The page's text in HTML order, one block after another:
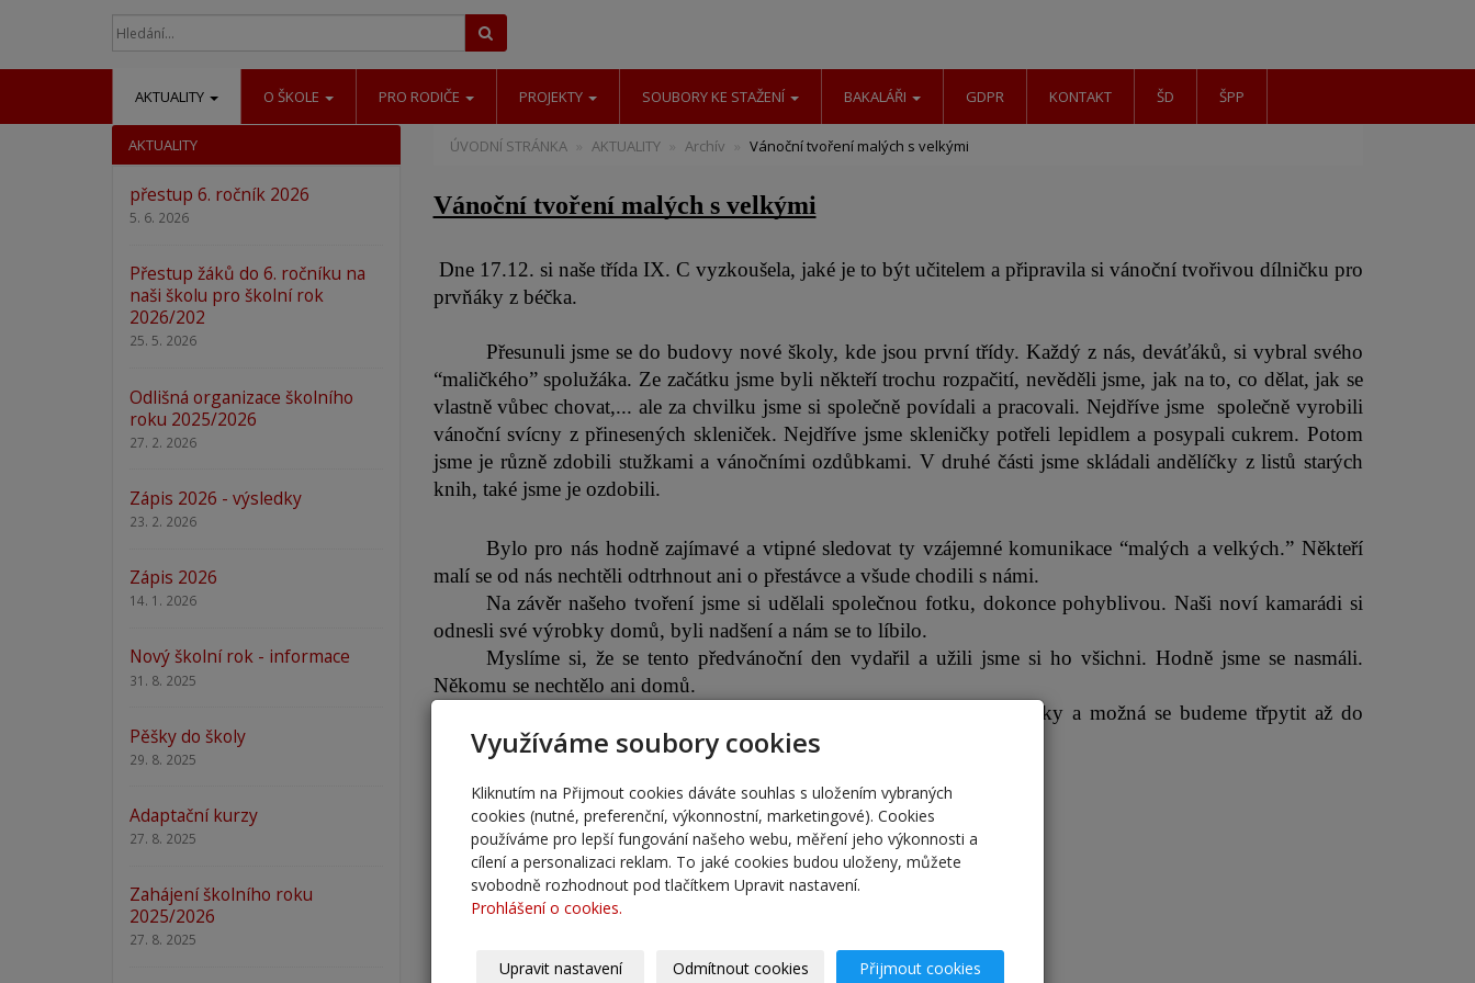
AKTUALITY O ŠKOLE PRO RODIČE PROJEKTY SOUBORY KE STAŽENÍ BAKALÁŘI GDPR KONTAKT ŠD ŠPP
ÚVODNÍ STRÁNKA AKTUALITY Archív Vánoční tvoření malých s velkými
Vánoční tvoření malých s velkými
Dne 17.12. si naše třída IX. C vyzkoušela, jaké je to být učitelem a připravila si vánoční tvořivou dílničku pro
prvňáky z béčka.
Přesunuli jsme se do budovy nové školy, kde jsou první třídy. Každý z nás, deváťáků, si vybral svého
“maličkého” spolužáka. Ze začátku jsme byli někteří trochu rozpačití, nevěděli jsme, jak na to, co dělat, jak se
vlastně vůbec chovat,... ale za chvilku jsme si společně povídali a pracovali. Nejdříve jsme  společně vyrobili
vánoční svícny z přinesených skleniček. Nejdříve jsme skleničky potřeli lepidlem a posypali cukrem. Potom
jsme je různě zdobili stužkami a vánočními ozdůbkami. V druhé části jsme skládali andělíčky z listů starých
knih, také jsme je ozdobili.
Bylo pro nás hodně zajímavé a vtipné sledovat ty vzájemné komunikace “malých a velkých.” Někteří
malí se od nás nechtěli odtrhnout ani o přestávce a všude chodili s námi.
Na závěr našeho tvoření jsme si udělali společnou fotku, dokonce pohyblivou. Naši noví kamarádi si
odnesli své výrobky domů, byli nadšení a nám se to líbilo.
Myslíme si, že se tento předvánoční den vydařil a užili jsme si ho všichni. Hodně jsme se nasmáli.
Někomu se nechtělo ani domů.
Nesmíme zapomenout napsat, že celému dopoledni vládly třpytky a možná se budeme třpytit až do
Vánoc.
žáci ZŠ Český Brod, Žitomířská 885
AKTUALITY
přestup 6. ročník 2026
5. 6. 2026
Přestup žáků do 6. ročníku na
naši školu pro školní rok
2026/202
25. 5. 2026
Odlišná organizace školního
roku 2025/2026
27. 2. 2026
Zápis 2026 - výsledky
23. 2. 2026
Zápis 2026
14. 1. 2026
Nový školní rok - informace
31. 8. 2025
Pěšky do školy
29. 8. 2025
Adaptační kurzy
27. 8. 2025
Zahájení školního roku
2025/2026
27. 8. 2025
Využíváme soubory cookies
Kliknutím na Přijmout cookies dáváte souhlas s uložením vybraných
cookies (nutné, preferenční, výkonnostní, marketingové). Cookies
používáme pro lepší fungování našeho webu, měření jeho výkonnosti a
cílení a personalizaci reklam. To jaké cookies budou uloženy, můžete
svobodně rozhodnout pod tlačítkem Upravit nastavení.
Prohlášení o cookies.
Upravit nastavení Odmítnout cookies Přijmout cookies